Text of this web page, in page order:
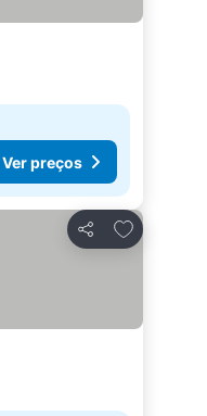
Ver preços
Partilhar
Adicionar